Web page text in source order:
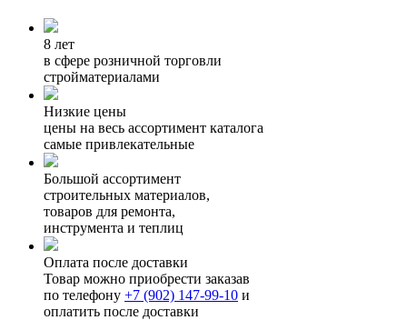
8 лет
в сфере розничной торговли
стройматериалами
Низкие цены
цены на весь ассортимент каталога
самые привлекательные
Большой ассортимент
строительных материалов,
товаров для ремонта,
инструмента и теплиц
Оплата после доставки
Товар можно приобрести заказав
по телефону +7 (902) 147-99-10 и
оплатить после доставки